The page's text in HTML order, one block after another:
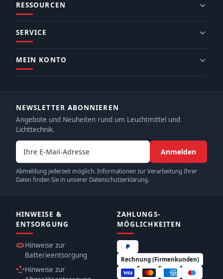
RESSOURCEN
SERVICE
MEIN KONTO
NEWSLETTER ABONNIEREN
Angebote und Neuheiten rund um Leuchtmittel und
Lichttechnik.
E-Mail-Adresse
Anmelden
Abmeldung jederzeit möglich. Informationen zur Verarbeitung Ihrer
Daten finden Sie in unserer Datenschutzerklärung.
HINWEISE &
ENTSORGUNG
Hinweise zur
Batterieentsorgung
Hinweise zur
ZAHLUNGS­
MÖGLICHKEITEN
Rechnung (Firmenkunden)